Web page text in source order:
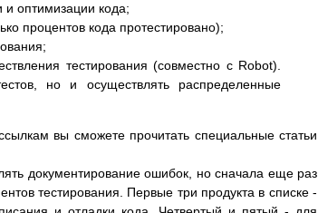
оптимизации кода;
процентов кода протестировано);
тестирования (совместно с Robot).
но и осуществлять распределенные
вы сможете прочитать специальные статьи
документирование ошибок, но сначала еще раз
тестирования. Первые три продукта в списке -